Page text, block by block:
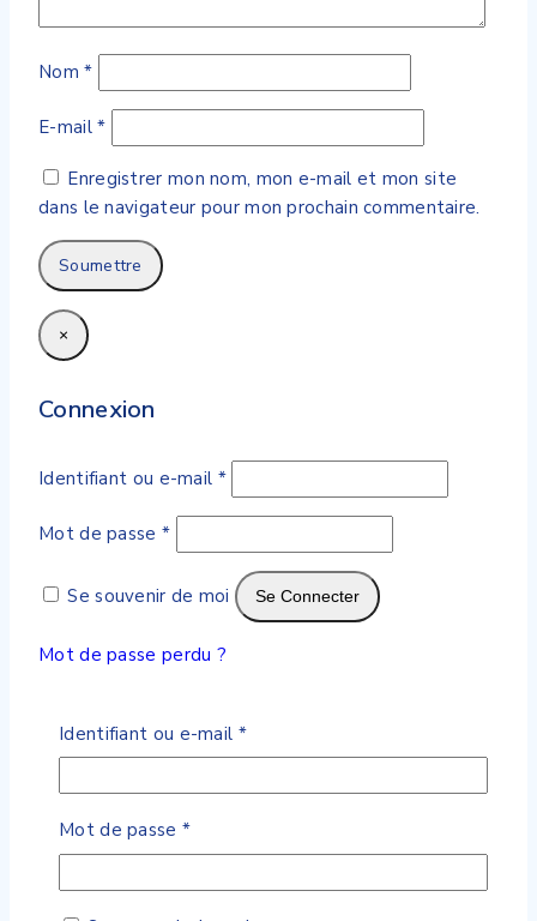
Nom*
E-mail*
Enregistrer mon nom, mon e-mail et mon site
dans le navigateur pour mon prochain commentaire.
×
Connexion
Identifiant ou e-mail *Obligatoire
Mot de passe *Obligatoire
Se souvenir de moi Se Connecter
Mot de passe perdu ?
Lingettes à l’eau GILBERT
Identifiant ou e-mail *Obligatoire
Mot de passe *Obligatoire